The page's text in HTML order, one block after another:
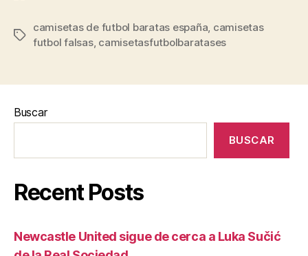
Etiquetas
camisetas de futbol baratas españa, camisetas
futbol falsas, camisetasfutbolbaratases
Buscar
BUSCAR
Recent Posts
Newcastle United sigue de cerca a Luka Sučić